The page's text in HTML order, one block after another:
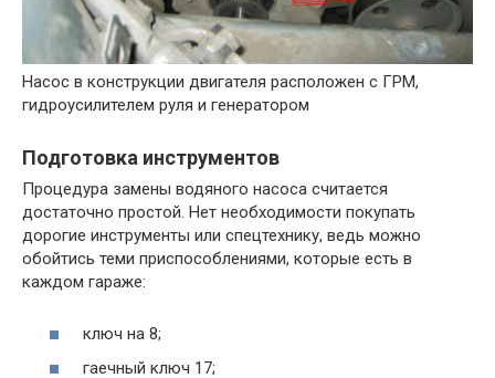
Насос в конструкции двигателя расположен с ГРМ,
гидроусилителем руля и генератором
Подготовка инструментов
Процедура замены водяного насоса считается
достаточно простой. Нет необходимости покупать
дорогие инструменты или спецтехнику, ведь можно
обойтись теми приспособлениями, которые есть в
каждом гараже:
ключ на 8;
гаечный ключ 17;